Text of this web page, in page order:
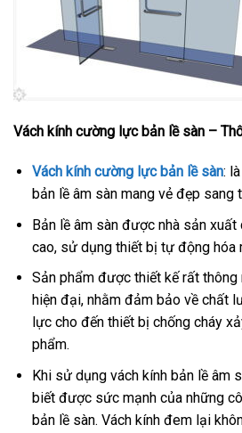
Vách kính cường lực bản lề sàn –
Vách kính cường lực bản lề sàn:
bản lề âm sàn mang vẻ đẹp sang
Bản lề âm sàn được nhà sản xuất
cao, sử dụng thiết bị tự động hóa
Sản phẩm được thiết kế rất thông
hiện đại, nhằm đảm bảo về chất
lực cho đến thiết bị chống cháy
phẩm.
Khi sử dụng vách kính bản lề âm
biết được sức mạnh của những
bản lề sàn. Vách kính đem lại